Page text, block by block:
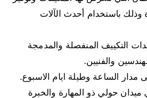
وذلك باستخدام أحدث الآلات
التكييف المنفصلة والمدمجة
والفنيين.
الساعة وطيلة ايام الاسبوع.
حولي ذو المهارة والخبرة